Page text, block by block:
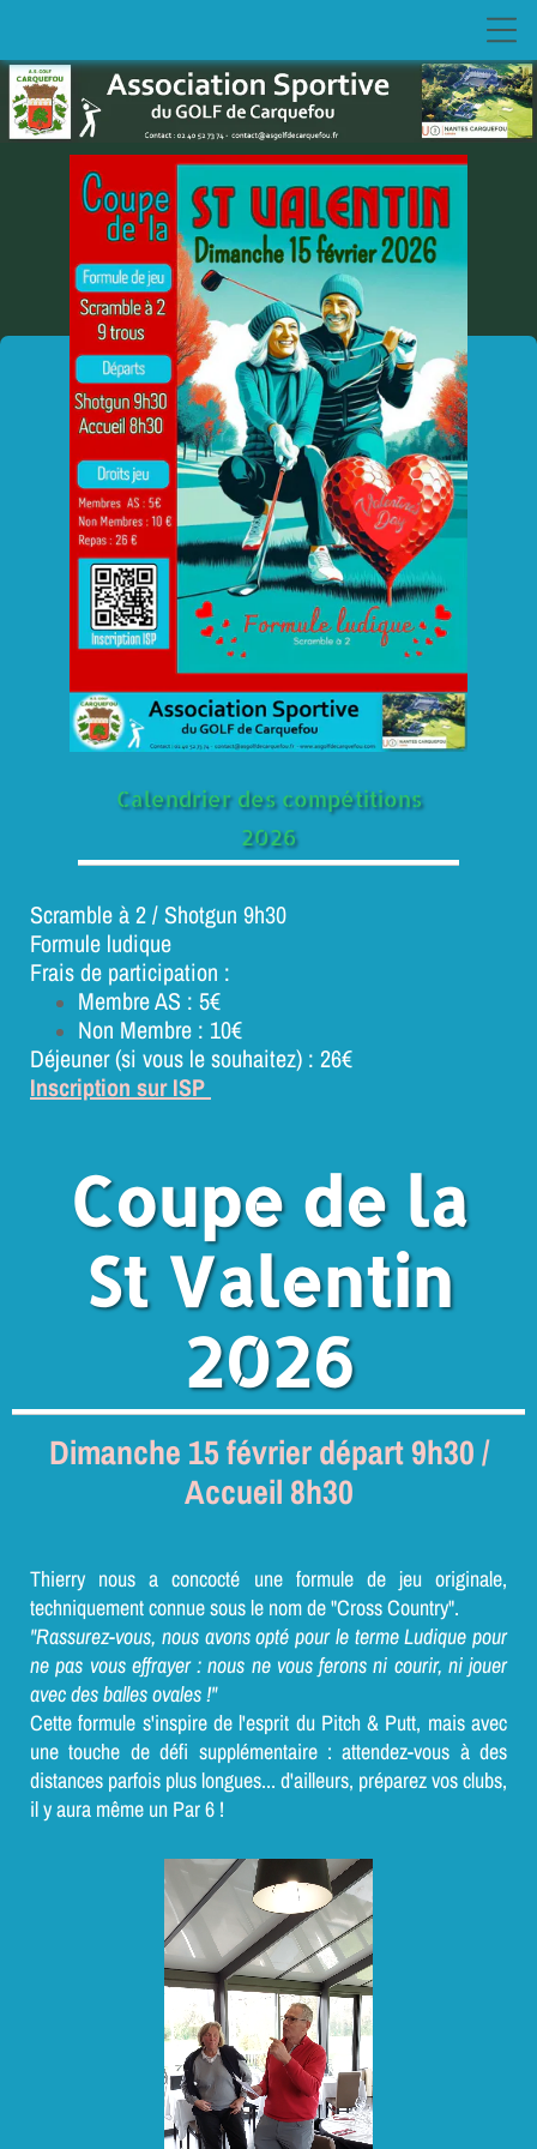
Calendrier des compétitions
2026
Scramble à 2 / Shotgun 9h30
Formule ludique
Frais de participation :
Membre AS : 5€
Non Membre : 10€
Déjeuner (si vous le souhaitez) : 26€
Inscription sur ISP
Coupe de la
St Valentin
2026
Dimanche 15 février départ 9h30 /
Accueil 8h30
Thierry nous a concocté une formule de jeu originale,
techniquement connue sous le nom de "Cross Country".
"Rassurez-vous, nous avons opté pour le terme Ludique pour
ne pas vous effrayer : nous ne vous ferons ni courir, ni jouer
avec des balles ovales !"
Cette formule s'inspire de l'esprit du Pitch & Putt, mais avec
une touche de défi supplémentaire : attendez-vous à des
distances parfois plus longues... d'ailleurs, préparez vos clubs,
il y aura même un Par 6 !